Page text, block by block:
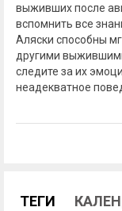
выживших после
вспомнить все
Аляски способны
другими
следите за их
неадекватное
ТЕГИ